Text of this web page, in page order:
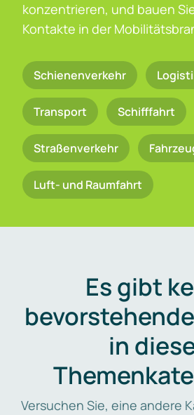
konzentrieren, und bauen
Kontakte in der
Schienenverkehr
Transport Schifffahrt
Straßenverkehr
Luft- und Raumfahrt
Es gibt
in
Versuchen Sie, eine andere